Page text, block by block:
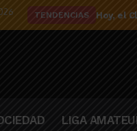
TENDENCIAS El
LIGA